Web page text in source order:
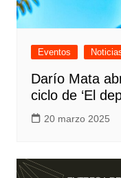
Eventos
Darío Mata
ciclo de ‘El
20 marzo 2025